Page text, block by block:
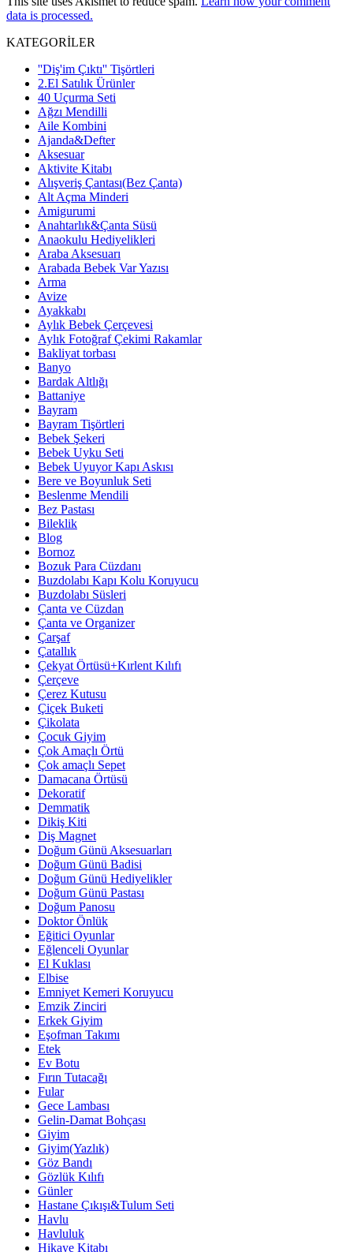
data is processed.
KATEGORİLER
''Diş'im Çıktı'' Tişörtleri
2.El Satılık Ürünler
40 Uçurma Seti
Ağzı Mendilli
Aile Kombini
Ajanda&Defter
Aksesuar
Aktivite Kitabı
Alışveriş Çantası(Bez Çanta)
Alt Açma Minderi
Amigurumi
Anahtarlık&Çanta Süsü
Anaokulu Hediyelikleri
Araba Aksesuarı
Arabada Bebek Var Yazısı
Arma
Avize
Ayakkabı
Aylık Bebek Çerçevesi
Aylık Fotoğraf Çekimi Rakamlar
Bakliyat torbası
Banyo
Bardak Altlığı
Battaniye
Bayram
Bayram Tişörtleri
Bebek Şekeri
Bebek Uyku Seti
Bebek Uyuyor Kapı Askısı
Bere ve Boyunluk Seti
Beslenme Mendili
Bez Pastası
Bileklik
Blog
Bornoz
Bozuk Para Cüzdanı
Buzdolabı Kapı Kolu Koruyucu
Buzdolabı Süsleri
Çanta ve Cüzdan
Çanta ve Organizer
Çarşaf
Çatallık
Çekyat Örtüsü+Kırlent Kılıfı
Çerçeve
Çerez Kutusu
Çiçek Buketi
Çikolata
Çocuk Giyim
Çok Amaçlı Örtü
Çok amaçlı Sepet
Damacana Örtüsü
Dekoratif
Demmatik
Dikiş Kiti
Diş Magnet
Doğum Günü Aksesuarları
Doğum Günü Badisi
Doğum Günü Hediyelikler
Doğum Günü Pastası
Doğum Panosu
Doktor Önlük
Eğitici Oyunlar
Eğlenceli Oyunlar
El Kuklası
Elbise
Emniyet Kemeri Koruyucu
Emzik Zinciri
Erkek Giyim
Eşofman Takımı
Etek
Ev Botu
Fırın Tutacağı
Fular
Gece Lambası
Gelin-Damat Bohçası
Giyim
Giyim(Yazlık)
Göz Bandı
Gözlük Kılıfı
Günler
Hastane Çıkışı&Tulum Seti
Havlu
Havluluk
Hikaye Kitabı